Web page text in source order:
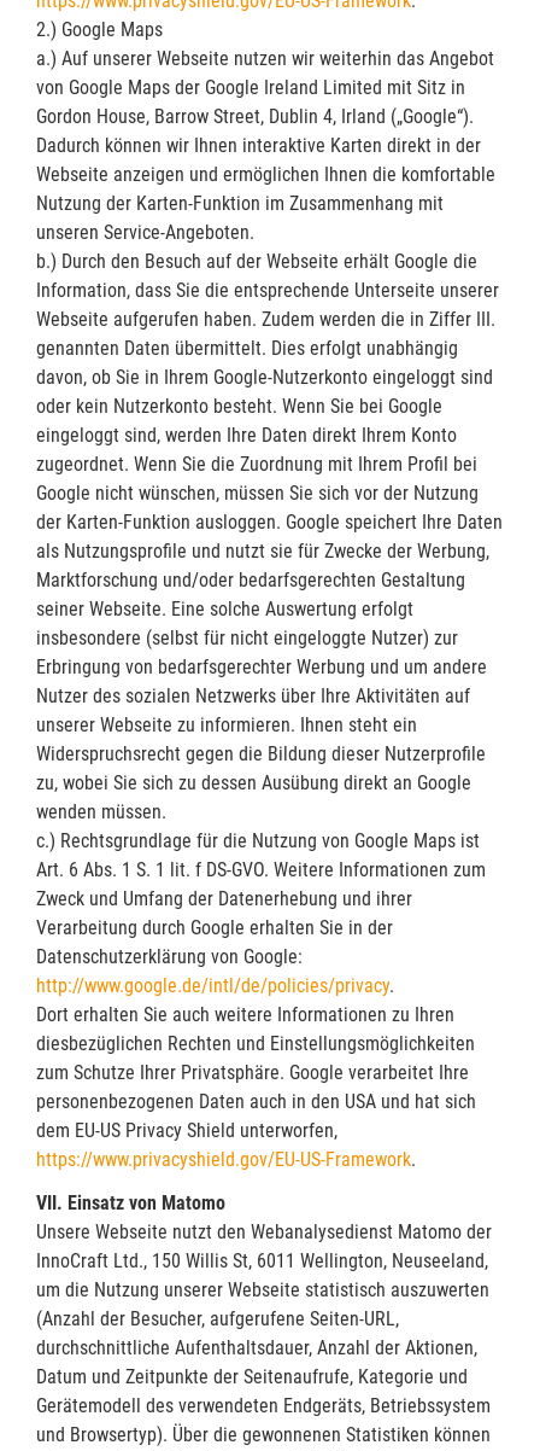
2.) Google Maps
a.) Auf unserer Webseite nutzen wir weiterhin das Angebot
von Google Maps der Google Ireland Limited mit Sitz in
Gordon House, Barrow Street, Dublin 4, Irland („Google“).
Dadurch können wir Ihnen interaktive Karten direkt in der
Webseite anzeigen und ermöglichen Ihnen die komfortable
Nutzung der Karten-Funktion im Zusammenhang mit
unseren Service-Angeboten.
b.) Durch den Besuch auf der Webseite erhält Google die
Information, dass Sie die entsprechende Unterseite unserer
Webseite aufgerufen haben. Zudem werden die in Ziffer III.
genannten Daten übermittelt. Dies erfolgt unabhängig
davon, ob Sie in Ihrem Google-Nutzerkonto eingeloggt sind
oder kein Nutzerkonto besteht. Wenn Sie bei Google
eingeloggt sind, werden Ihre Daten direkt Ihrem Konto
zugeordnet. Wenn Sie die Zuordnung mit Ihrem Profil bei
Google nicht wünschen, müssen Sie sich vor der Nutzung
der Karten-Funktion ausloggen. Google speichert Ihre Daten
als Nutzungsprofile und nutzt sie für Zwecke der Werbung,
Marktforschung und/oder bedarfsgerechten Gestaltung
seiner Webseite. Eine solche Auswertung erfolgt
insbesondere (selbst für nicht eingeloggte Nutzer) zur
Erbringung von bedarfsgerechter Werbung und um andere
Nutzer des sozialen Netzwerks über Ihre Aktivitäten auf
unserer Webseite zu informieren. Ihnen steht ein
Widerspruchsrecht gegen die Bildung dieser Nutzerprofile
zu, wobei Sie sich zu dessen Ausübung direkt an Google
wenden müssen.
c.) Rechtsgrundlage für die Nutzung von Google Maps ist
Art. 6 Abs. 1 S. 1 lit. f DS-GVO. Weitere Informationen zum
Zweck und Umfang der Datenerhebung und ihrer
Verarbeitung durch Google erhalten Sie in der
Datenschutzerklärung von Google:
http://www.google.de/intl/de/policies/privacy.
Dort erhalten Sie auch weitere Informationen zu Ihren
diesbezüglichen Rechten und Einstellungsmöglichkeiten
zum Schutze Ihrer Privatsphäre. Google verarbeitet Ihre
personenbezogenen Daten auch in den USA und hat sich
dem EU-US Privacy Shield unterworfen,
https://www.privacyshield.gov/EU-US-Framework.
VII. Einsatz von Matomo
Unsere Webseite nutzt den Webanalysedienst Matomo der
InnoCraft Ltd., 150 Willis St, 6011 Wellington, Neuseeland,
um die Nutzung unserer Webseite statistisch auszuwerten
(Anzahl der Besucher, aufgerufene Seiten-URL,
durchschnittliche Aufenthaltsdauer, Anzahl der Aktionen,
Datum und Zeitpunkte der Seitenaufrufe, Kategorie und
Gerätemodell des verwendeten Endgeräts, Betriebssystem
und Browsertyp). Über die gewonnenen Statistiken können